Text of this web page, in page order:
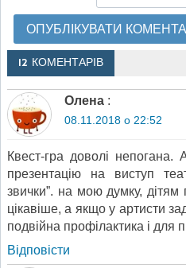
12 КОМЕНТАРІВ
Олена :
08.11.2018 о 22:52
Квест-гра доволі
презентацію на виступ
звички”. на мою думку, дітям
цікавіше, а якщо у артисти
подвійна профілактика і для
Відповіcти